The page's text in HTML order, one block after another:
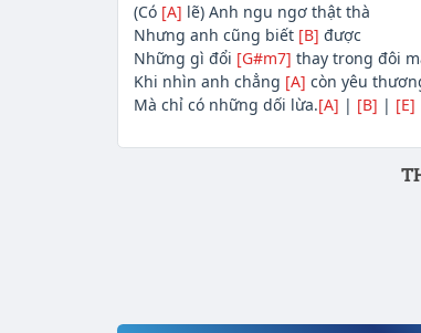
(Có [A] lẽ) Anh ngu ngơ thật thà
Nhưng anh cũng biết [B] được
Những gì đổi [G#m7] thay trong đôi
Khi nhìn anh chẳng [A] còn yêu
Mà chỉ có những dối lừa.[A] | [B] | [E]